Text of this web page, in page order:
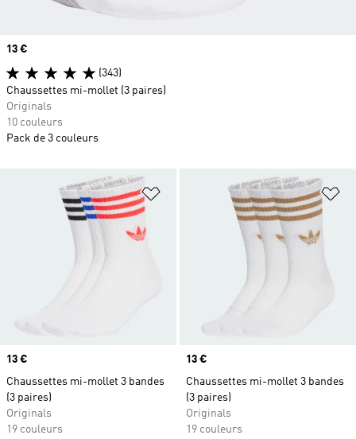
Ajouter à la Liste de produits
Prix
13 €
Chaussettes mi-mollet 3 bandes
(3 paires)
Originals
19 couleurs
Prix
13 €
Chaussettes mi-mollet 3 bandes
(3 paires)
Originals
19 couleurs
Prix
13 €
(343)
Chaussettes mi-mollet (3 paires)
Originals
10 couleurs
Pack de 3 couleurs